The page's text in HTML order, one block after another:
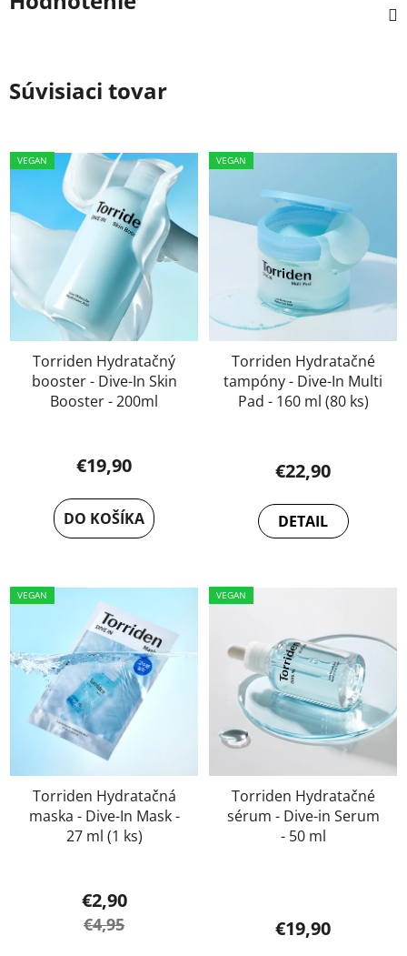
Súvisiaci tovar
VEGAN
Torriden Hydratačný
booster - Dive-In Skin
Booster - 200ml
€19,90
DO KOŠÍKA
VEGAN
Torriden Hydratačné
tampóny - Dive-In Multi
Pad - 160 ml (80 ks)
€22,90
DETAIL
VEGAN
Torriden Hydratačná
maska - Dive-In Mask -
27 ml (1 ks)
€2,90
€4,95
VEGAN
Torriden Hydratačné
sérum - Dive-in Serum
- 50 ml
€19,90